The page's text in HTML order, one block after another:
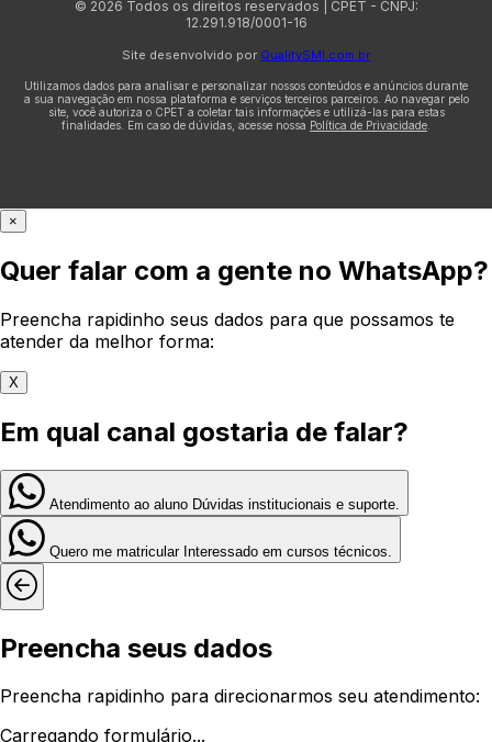
© 2026 Todos os direitos reservados | CPET - CNPJ:
12.291.918/0001-16
Site desenvolvido por QualitySMI.com.br
Utilizamos dados para analisar e personalizar nossos conteúdos e anúncios durante
a sua navegação em nossa plataforma e serviços terceiros parceiros. Ao navegar pelo
site, você autoriza o CPET a coletar tais informações e utilizá-las para estas
finalidades. Em caso de dúvidas, acesse nossa Política de Privacidade
×
Quer falar com a gente no WhatsApp?
Preencha rapidinho seus dados para que possamos te
atender da melhor forma:
X
Em qual canal gostaria de falar?
Atendimento ao aluno Dúvidas institucionais e suporte.
Quero me matricular Interessado em cursos técnicos.
Preencha seus dados
Preencha rapidinho para direcionarmos seu atendimento:
Carregando formulário...